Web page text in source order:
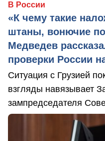
В России
«К чему такие
штаны, вонючие
Медведев
проверки России
Ситуация с Грузией
взгляды навязывает
зампредседателя